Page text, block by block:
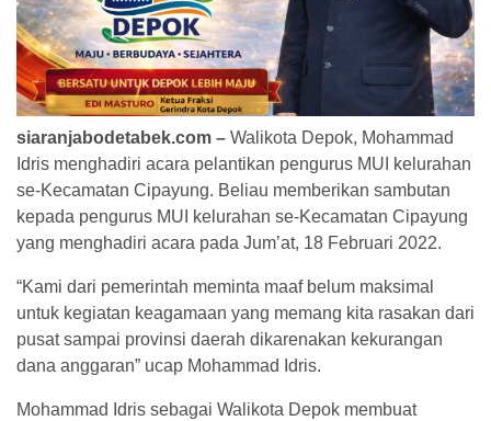
siaranjabodetabek.com – Walikota Depok, Mohammad
Idris menghadiri acara pelantikan pengurus MUI kelurahan
se-Kecamatan Cipayung. Beliau memberikan sambutan
kepada pengurus MUI kelurahan se-Kecamatan Cipayung
yang menghadiri acara pada Jum’at, 18 Februari 2022.
“Kami dari pemerintah meminta maaf belum maksimal
untuk kegiatan keagamaan yang memang kita rasakan dari
pusat sampai provinsi daerah dikarenakan kekurangan
dana anggaran” ucap Mohammad Idris.
Mohammad Idris sebagai Walikota Depok membuat